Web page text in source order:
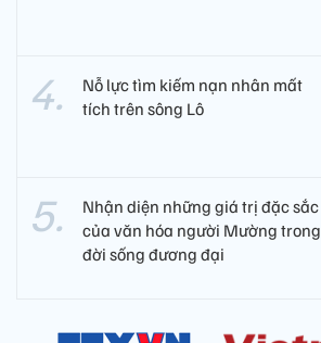
Nỗ lực tìm kiếm nạn nhân mất
tích trên sông Lô
Nhận diện những giá trị đặc sắc
của văn hóa người Mường trong
đời sống đương đại